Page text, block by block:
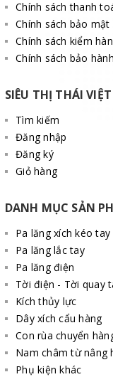
Chính sách thanh
Chính sách bảo mật
Chính sách kiểm
Chính sách bảo hành
SIÊU THỊ THÁI VIỆT
Tìm kiếm
Đăng nhập
Đăng ký
Giỏ hàng
DANH MỤC SẢN
Pa lăng xích kéo tay
Pa lăng lắc tay
Pa lăng điện
Tời điện - Tời quay
Kích thủy lực
Dây xích cẩu hàng
Con rùa chuyển
Nam châm từ nâng
Phụ kiện khác